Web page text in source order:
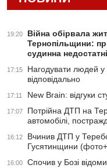
19:20
Війна обірвала
Тернопільщини:
судинна
17:15
Нагодувати людей
відповідально
17:11 New Brain: відгуки
17:07
Потрійна ДТП на
автомобілі,
16:12
Вчинив ДТП у
Гусятинщини
16:00 Спочив у Бозі